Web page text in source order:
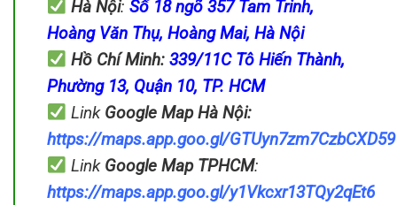
Hà Nội: Số 18 ngõ 357 Tam Trinh,
Hoàng Văn Thụ, Hoàng Mai, Hà Nội
Hồ Chí Minh: 339/11C Tô Hiến Thành,
Phường 13, Quận 10, TP. HCM
Link Google Map Hà Nội:
https://maps.app.goo.gl/GTUyn7zm7CzbCXD59
Link Google Map TPHCM:
https://maps.app.goo.gl/y1Vkcxr13TQy2qEt6